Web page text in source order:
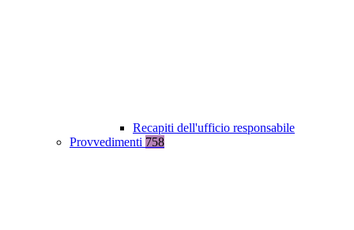
Recapiti dell'ufficio responsabile
Provvedimenti 758